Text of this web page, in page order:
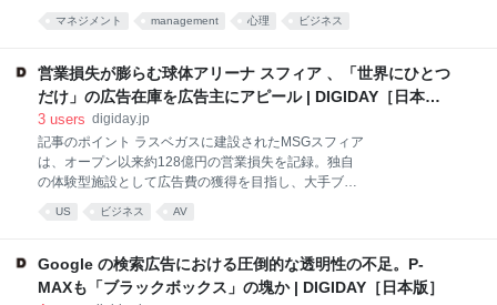
れずに問題を指摘できる環境を作ること。これにより
最高の業績とパフォーマン […] 記事のポイント 多くの
こと」と誤解しており、これがビジネスに悪影響を及
ぼしている。 従業員が報復を恐れずに問題を指摘でき
る環境を作ること。これにより最高の業績とパフォー
てきたエイミー・エドモンソン教授は、心理的安全性
が「弱み」ではなく「武器」になると強調し、正しい
理解と適用が必要であると説く。 雇用主は従業員の心
理的安全性（psychological safety）を十分に理解でき
マネジメント management 心理 ビジネス
営業損失が膨らむ球体アリーナ スフィア 、「世界にひとつ
だけ」の広告在庫を広告主にアピール | DIGIDAY［日本
版］
3 users digiday.jp
記事のポイント ラスベガスに建設されたMSGスフィア
は、オープン以来約128億円の営業損失を記録。独自
の体験型施設として広告費の獲得を目指し、大手ブラ
た新しいブランドマー […] 記事のポイント ラスベガス
円の営業損失を記録。独自の体験型施設として広告費
の獲得を目指し、大手ブランドとの広告契約を進め
る。 ユニークな特性を活かした新しいブランドマーケ
US ビジネス AV
Google の検索広告における圧倒的な透明性の不足。P-
MAXも「ブラックボックス」の塊か | DIGIDAY［日本版］